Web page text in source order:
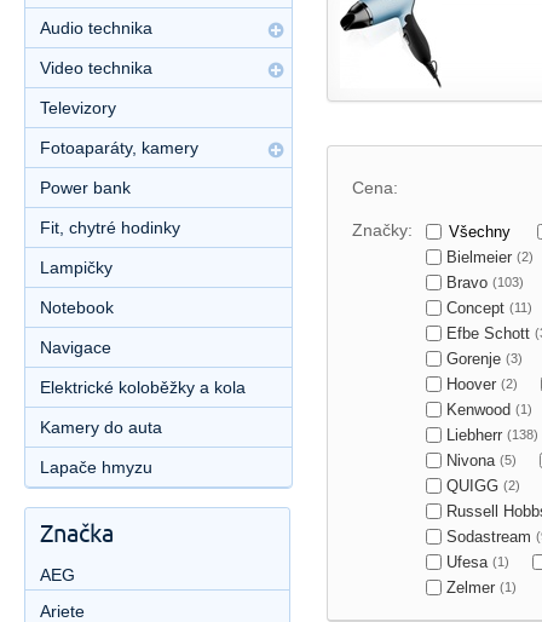
Cena:
Značky:
Všechny
Bielmeier (2)
Bravo (103)
Concept (11)
Efbe Schott
Gorenje (3)
Hoover (2)
Kenwood (1)
Liebherr (138)
Nivona (5)
QUIGG (2)
Russell
Sodastream
Ufesa (1)
Zelmer (1)
Audio technika
Video technika
Televizory
Fotoaparáty, kamery
Power bank
Fit, chytré hodinky
Lampičky
Notebook
Navigace
Elektrické koloběžky a kola
Kamery do auta
Lapače hmyzu
Značka
AEG
Ariete